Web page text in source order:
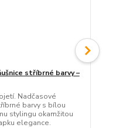
stříbrné barvy –
Nadčasové
barvy s bílou
stylingu okamžitou
elegance.